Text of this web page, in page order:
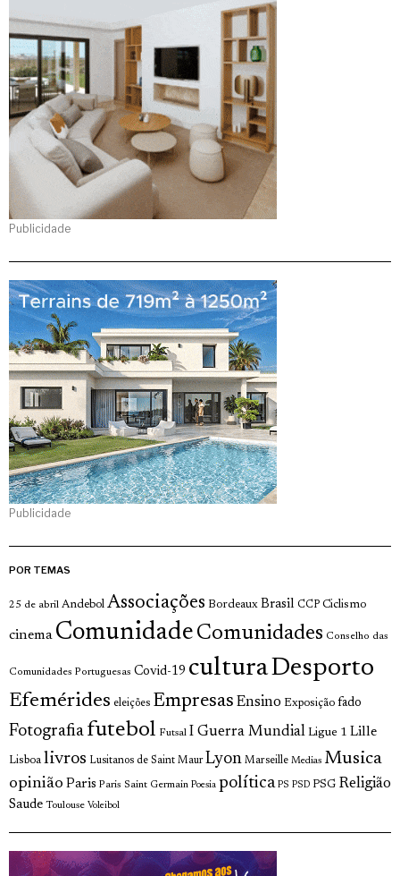
Publicidade
Publicidade
POR TEMAS
25 de abril Andebol Associações Bordeaux Brasil CCP Ciclismo
cinema Comunidade Comunidades Conselho das
Comunidades Portuguesas Covid-19 culturaDesporto
Efemérides eleições Empresas Ensino Exposição fado
Fotografia futebol Futsal I Guerra Mundial Ligue 1 Lille
Lisboa livros Lusitanos de Saint Maur Lyon Marseille Medias Musica
opinião Paris Paris Saint Germain Poesia política PS PSD PSG Religião
Saude Toulouse Voleibol